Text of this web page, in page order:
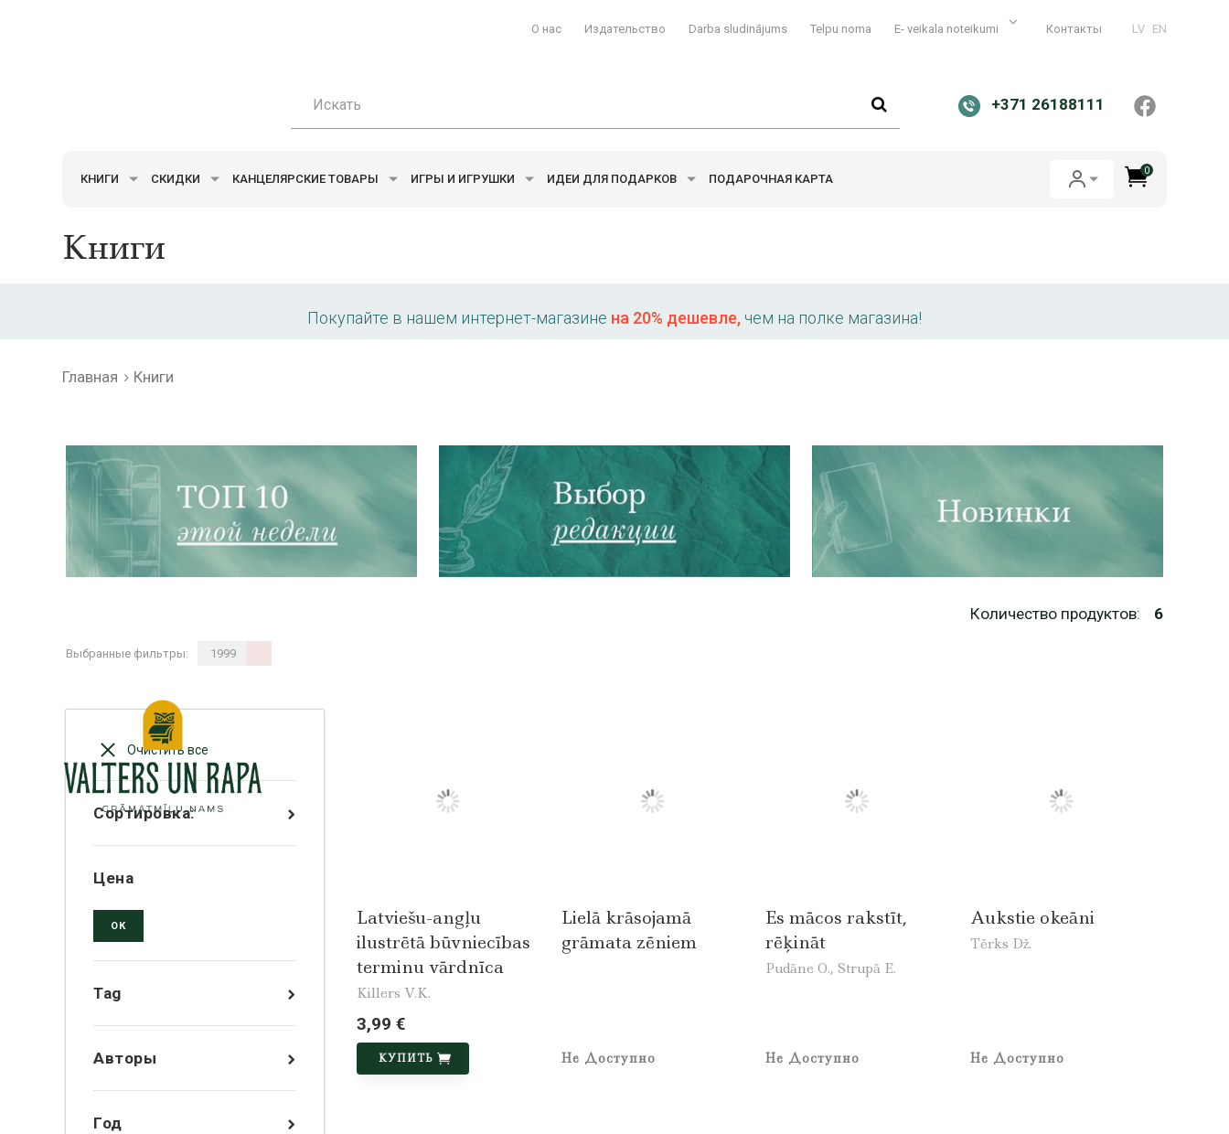
О нас Издательство Darba sludinājums Telpu noma E- veikala noteikumi Контакты LV EN
+371 26188111
КНИГИ СКИДКИ КАНЦЕЛЯРСКИЕ ТОВАРЫ ИГРЫ И ИГРУШКИ ИДЕИ ДЛЯ ПОДАРКОВ ПОДАРОЧНАЯ КАРТА
0
Книги
Покупайте в нашем интернет-магазине на 20% дешевле, чем на полке магазина!
Главная Книги
Количество продуктов: 6
Выбранные фильтры: 1999
Очистить все
Сортировка:
Цена
ОК
Tag
Авторы
Год
Latviešu-angļu
ilustrētā būvniecības
terminu vārdnīca
Killers V.K.
3,99 €
КУПИТЬ
Lielā krāsojamā
grāmata zēniem
Не Доступно
Es mācos rakstīt,
rēķināt
Pudāne O., Strupā E.
Не Доступно
Aukstie okeāni
Tērks Dž.
Не Доступно